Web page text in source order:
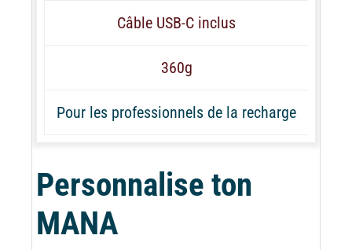
Câble USB-C inclus
360g
Pour les professionnels de la recharge
Personnalise ton
MANA